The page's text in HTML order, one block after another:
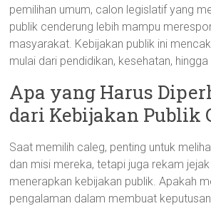
pemilihan umum, calon legislatif yang
publik cenderung lebih mampu
masyarakat. Kebijakan publik ini
mulai dari pendidikan, kesehatan, hingga
Apa yang Harus
dari Kebijakan Publik
Saat memilih caleg, penting untuk
dan misi mereka, tetapi juga rekam
menerapkan kebijakan publik. Apakah
pengalaman dalam membuat